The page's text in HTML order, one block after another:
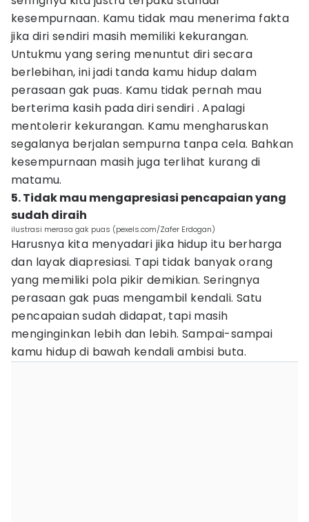
kesempurnaan. Kamu tidak mau menerima fakta
jika diri sendiri masih memiliki kekurangan.
Untukmu yang sering menuntut diri secara
berlebihan, ini jadi tanda kamu hidup dalam
perasaan gak puas. Kamu tidak pernah mau
berterima kasih pada diri sendiri . Apalagi
mentolerir kekurangan. Kamu mengharuskan
segalanya berjalan sempurna tanpa cela. Bahkan
kesempurnaan masih juga terlihat kurang di
matamu.
5. Tidak mau mengapresiasi pencapaian yang
sudah diraih
ilustrasi merasa gak puas (pexels.com/Zafer Erdogan)
Harusnya kita menyadari jika hidup itu berharga
dan layak diapresiasi. Tapi tidak banyak orang
yang memiliki pola pikir demikian. Seringnya
perasaan gak puas mengambil kendali. Satu
pencapaian sudah didapat, tapi masih
menginginkan lebih dan lebih. Sampai-sampai
kamu hidup di bawah kendali ambisi buta.